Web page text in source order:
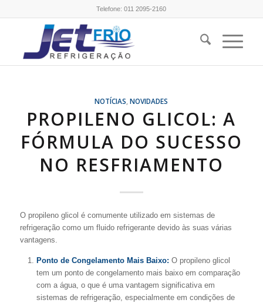
Telefone:011 2095-2160
NOTÍCIAS ,NOVIDADES
PROPILENO GLICOL: A
FÓRMULA DO SUCESSO
NO RESFRIAMENTO
O propileno glicol é comumente utilizado em sistemas de
refrigeração como um fluido refrigerante devido às suas várias
vantagens.
Ponto de Congelamento Mais Baixo: O propileno glicol
tem um ponto de congelamento mais baixo em comparação
com a água, o que é uma vantagem significativa em
sistemas de refrigeração, especialmente em condições de